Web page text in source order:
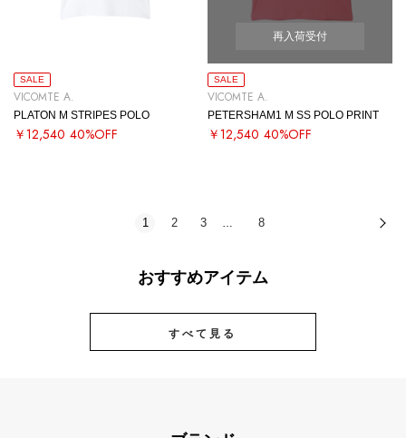
SALE
VICOMTE A.
PLATON M STRIPES POLO
￥12,540 40%OFF
再入荷受付
SALE
VICOMTE A.
PETERSHAM1 M SS POLO PRINT
￥12,540 40%OFF
1 2 3 … 8
おすすめアイテム
すべて見る